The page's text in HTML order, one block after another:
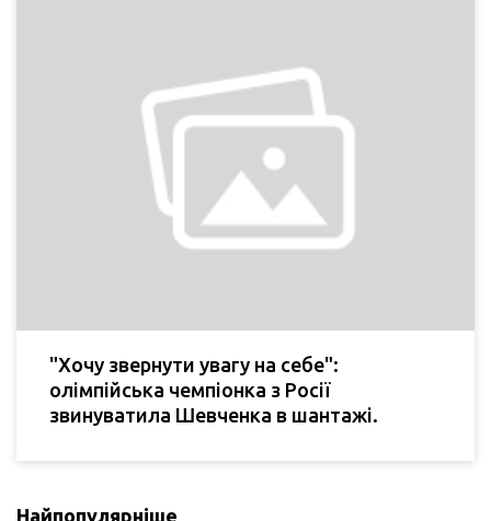
"Хочу звернути увагу на себе":
олімпійська чемпіонка з Росії
звинуватила Шевченка в шантажі.
Найпопулярніше